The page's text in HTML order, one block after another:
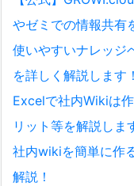
やゼミでの情報共有
使いやすいナレッジ
を詳しく解説します！
Excelで社内Wikiは
リット等を解説しま
社内wikiを簡単に作
解説！